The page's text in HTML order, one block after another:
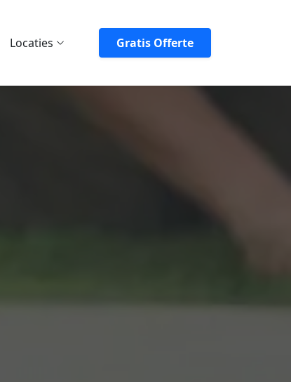
Locaties Gratis Offerte